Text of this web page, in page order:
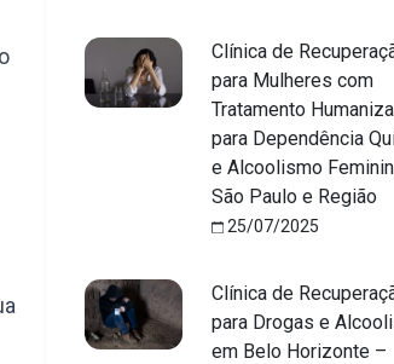
Clínica de
para Mulheres com
Tratamento
para Dependência
e Alcoolismo
São Paulo e Região
25/07/2025
Clínica de
para Drogas e
em Belo Horizonte –